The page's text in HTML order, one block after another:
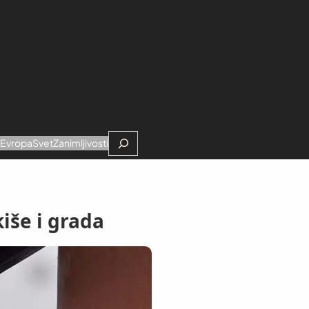
EvropaSvetZanimljivostiSearch
i grada